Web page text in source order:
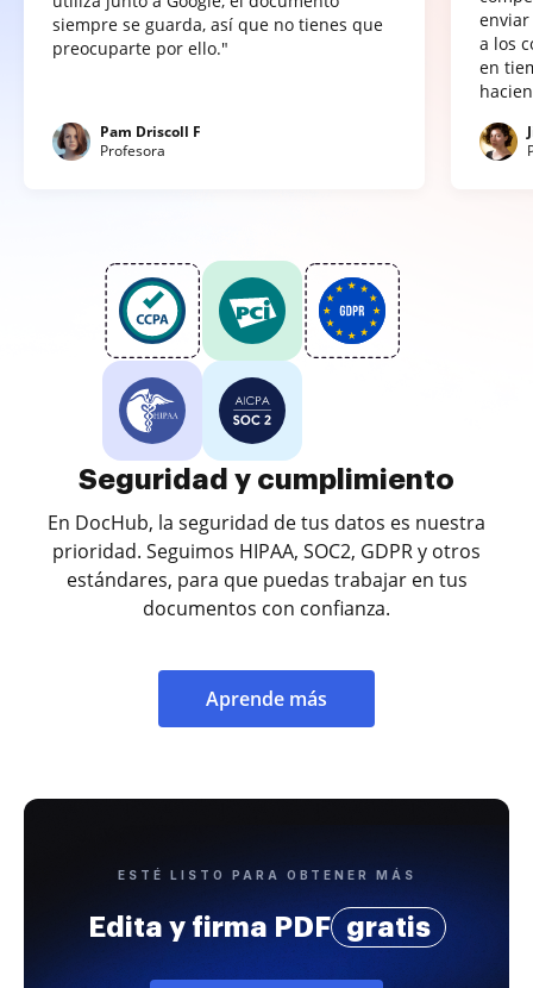
siempre se guarda, así que no tienes que
preocuparte por ello."
Pam Driscoll F
Profesora
a los
en
Seguridad y cumplimiento
En DocHub, la seguridad de tus datos es nuestra
prioridad. Seguimos HIPAA, SOC2, GDPR y otros
estándares, para que puedas trabajar en tus
documentos con confianza.
Aprende más
ESTÉ LISTO PARA OBTENER MÁS
Edita y firma PDF gratis